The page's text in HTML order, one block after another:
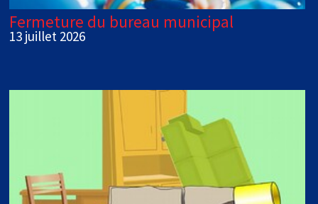
Fermeture du bureau municipal
13 juillet 2026